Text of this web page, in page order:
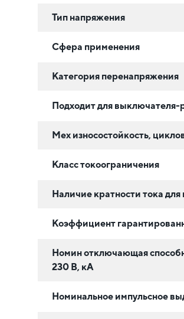
Тип напряжения
Сфера применения
Категория перенапряжения
Подходит для выключателя-
Мех износостойкость,
Класс токоограничения
Наличие кратности тока
Коэффициент
Номин отключающая
230 В, кА
Номинальное импульсное